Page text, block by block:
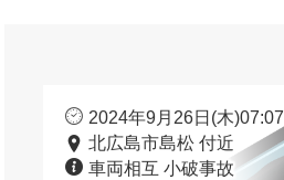
2024年9月26日(木)07:07
北広島市島松 付近
車両相互 小破事故